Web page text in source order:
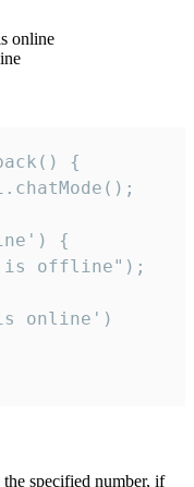
online
{
{
offline");
online')
specified number, if